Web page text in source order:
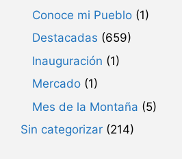
Conoce mi Pueblo (1)
Destacadas (659)
Inauguración (1)
Mercado (1)
Mes de la Montaña (5)
Sin categorizar (214)